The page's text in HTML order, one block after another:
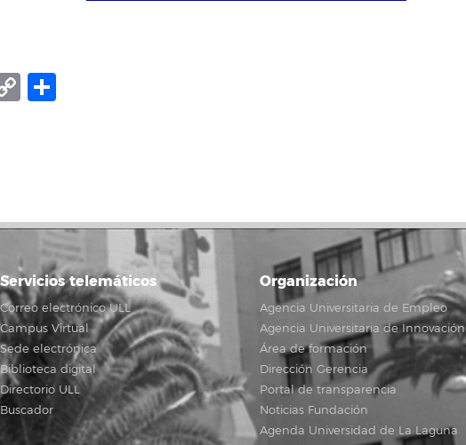
Copy
Servicios telemáticos
Correo electrónico ULL
Campus Virtual
Sede electrónica
Biblioteca digital
Directorio ULL
Buscador
Organización
Agencia Universitaria de Empleo
Agencia Universitaria de Innovación
Área de formación
Dirección Gerencia
Portal de transparencia
Noticias Fundación
Agenda Universidad de La Laguna